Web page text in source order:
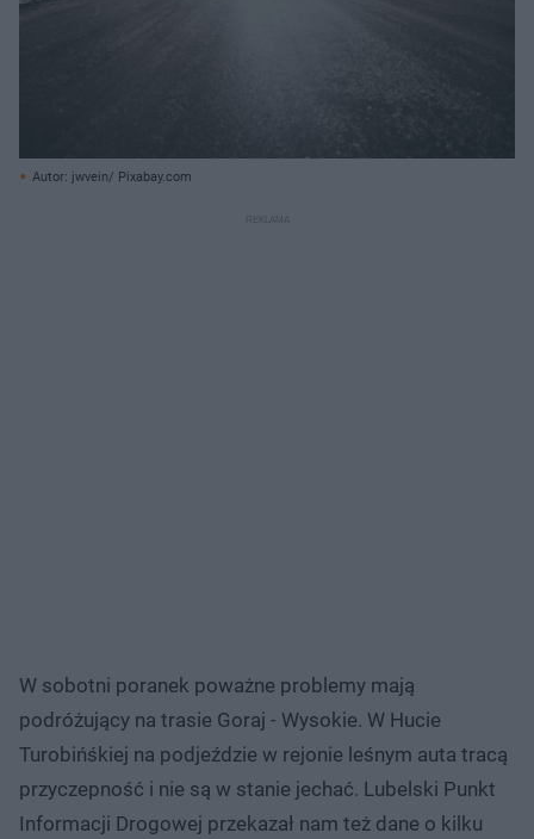
Autor: jwvein/ Pixabay.com
W sobotni poranek poważne problemy mają
podróżujący na trasie Goraj - Wysokie. W Hucie
Turobińśkiej na podjeździe w rejonie leśnym auta tracą
przyczepność i nie są w stanie jechać. Lubelski Punkt
Informacji Drogowej przekazał nam też dane o kilku